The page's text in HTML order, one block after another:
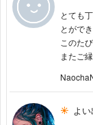
とても
とがで
このた
またご
よ